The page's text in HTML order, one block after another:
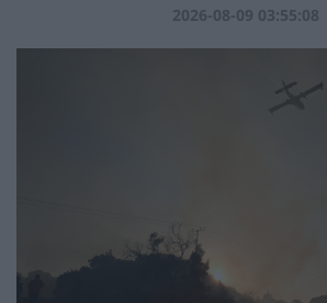
2026-08-09 03:55:08